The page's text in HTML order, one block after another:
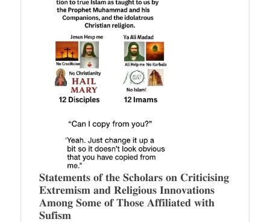
𝐒𝐭𝐚𝐭𝐞𝐦𝐞𝐧𝐭𝐬 𝐨𝐟 𝐭𝐡𝐞 𝐒𝐜𝐡𝐨𝐥𝐚𝐫𝐬 𝐨𝐧 𝐂𝐫𝐢𝐭𝐢𝐜𝐢𝐬𝐢𝐧𝐠
𝐄𝐱𝐭𝐫𝐞𝐦𝐢𝐬𝐦 𝐚𝐧𝐝 𝐑𝐞𝐥𝐢𝐠𝐢𝐨𝐮𝐬 𝐈𝐧𝐧𝐨𝐯𝐚𝐭𝐢𝐨𝐧𝐬
𝐀𝐦𝐨𝐧𝐠 𝐒𝐨𝐦𝐞 𝐨𝐟 𝐓𝐡𝐨𝐬𝐞 𝐀𝐟𝐟𝐢𝐥𝐢𝐚𝐭𝐞𝐝 𝐰𝐢𝐭𝐡
𝐒𝐮𝐟𝐢𝐬𝐦